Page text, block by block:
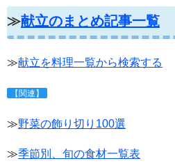
≫献立のまとめ記事一覧
≫献立を料理一覧から検索する
【関連】
≫野菜の飾り切り100選
≫季節別、旬の食材一覧表